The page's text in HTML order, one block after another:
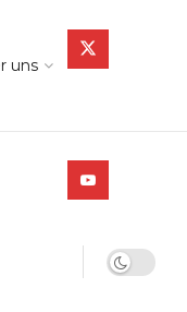
uns